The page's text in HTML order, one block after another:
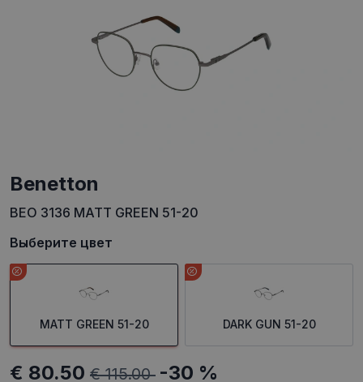
Benetton
BEO 3136 MATT GREEN 51-20
Выберите цвет
MATT GREEN 51-20 DARK GUN 51-20
€ 80.50 € 115.00 -30 %